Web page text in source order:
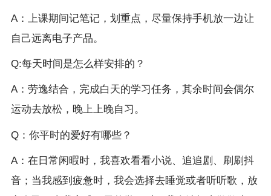
A：上课期间记笔记，划重点，尽量保持手机放一边让
自己远离电子产品。
Q:每天时间是怎么样安排的？
A：劳逸结合，完成白天的学习任务，其余时间会偶尔
运动去放松，晚上上晚自习。
Q：你平时的爱好有哪些？
A：在日常闲暇时，我喜欢看看小说、追追剧、刷刷抖
音；当我感到疲惫时，我会选择去睡觉或者听听歌，放